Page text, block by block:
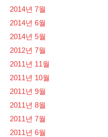
2014년 7월
2014년 6월
2014년 5월
2012년 7월
2011년 11월
2011년 10월
2011년 9월
2011년 8월
2011년 7월
2011년 6월